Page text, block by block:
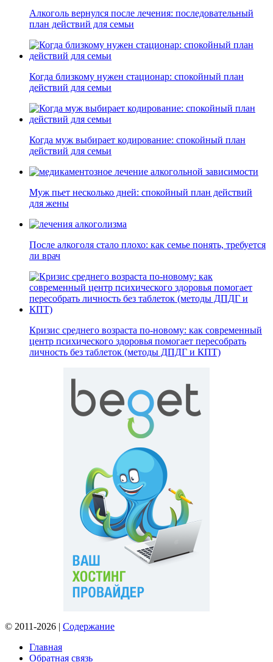
Алкоголь вернулся после лечения: последовательный
план действий для семьи
Когда близкому нужен стационар: спокойный план
действий для семьи
Когда муж выбирает кодирование: спокойный план
действий для семьи
Муж пьет несколько дней: спокойный план действий
для жены
После алкоголя стало плохо: как семье понять, требуется
ли врач
Кризис среднего возраста по-новому: как современный
центр психического здоровья помогает пересобрать
личность без таблеток (методы ДПДГ и КПТ)
© 2011-2026 | Содержание
Главная
Обратная связь